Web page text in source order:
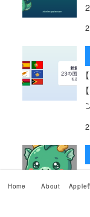
Home About Apple